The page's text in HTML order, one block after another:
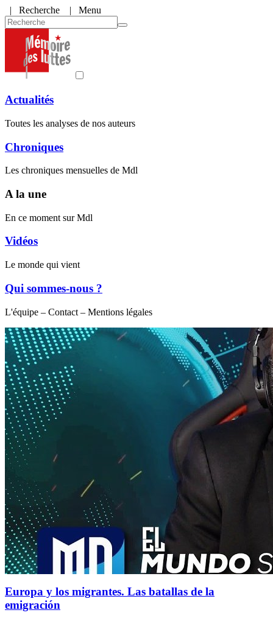
| Recherche | Menu
Actualités
Toutes les analyses de nos auteurs
Chroniques
Les chroniques mensuelles de Mdl
A la une
En ce moment sur Mdl
Vidéos
Le monde qui vient
Qui sommes-nous ?
L'équipe – Contact – Mentions légales
Europa y los migrantes. Las batallas de la
emigración